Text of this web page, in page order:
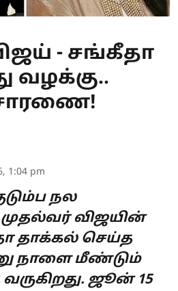
- சங்கீதா
வழக்கு..
1:04 pm
நல
விஜயின்
தாக்கல் செய்த
நாளை மீண்டும்
ஜூன் 15